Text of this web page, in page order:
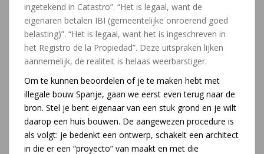
ingetekend in Catastro”. “Het is legaal, want de
eigenaren betalen IBI (gemeentelijke onroerend goed
belasting)”. “Het is legaal, want het is ingeschreven in
het Registro de la Propiedad”. Deze uitspraken lijken
aannemelijk, de realiteit is helaas weerbarstiger.
Om te kunnen beoordelen of je te maken hebt met
illegale bouw Spanje, gaan we eerst even terug naar de
bron. Stel je bent eigenaar van een stuk grond en je wilt
daarop een huis bouwen. De aangewezen procedure is
als volgt: je bedenkt een ontwerp, schakelt een architect
in die er een “proyecto” van maakt en met die